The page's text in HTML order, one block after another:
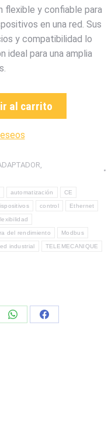
flexible y confiable para
en una red. Sus
y compatibilidad lo
ideal para una amplia
al carrito
,
automatización CE
control Ethernet
del rendimiento Modbus
industrial TELEMECANIQUE
Share
Share